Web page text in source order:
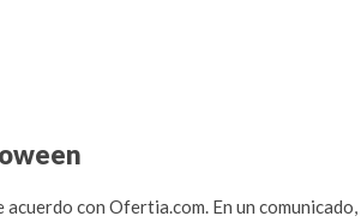
con Ofertia.com. En un comunicado,